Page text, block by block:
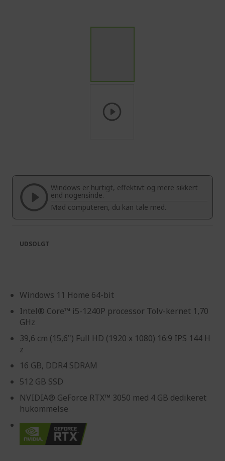
beginning
the
images
gallery
Windows er hurtigt, effektivt og mere sikkert
end nogensinde.
Mød computeren, du kan tale med.
Windows 11 Home 64-bit
Intel® Core™ i5-1240P processor Tolv-kernet 1,70
GHz
39,6 cm (15,6") Full HD (1920 x 1080) 16:9 IPS 144 H
z
16 GB, DDR4 SDRAM
512 GB SSD
NVIDIA® GeForce RTX™ 3050 med 4 GB dedikeret
hukommelse
UDSOLGT